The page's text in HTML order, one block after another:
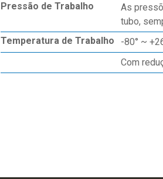
Pressão de Trabalho
As
tubo,
Temperatura de Trabalho
-80° ~
Com